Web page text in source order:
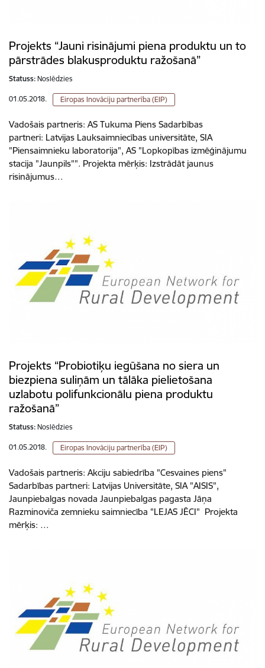
Projekts “Jauni risinājumi piena produktu un to
pārstrādes blakusproduktu ražošanā”
Statuss: Noslēdzies
01.05.2018. Eiropas Inovāciju partnerība (EIP)
Vadošais partneris: AS Tukuma Piens Sadarbības
partneri: Latvijas Lauksaimniecības universitāte, SIA
"Piensaimnieku laboratorija", AS "Lopkopības izmēģinājumu
stacija "Jaunpils"". Projekta mērķis: Izstrādāt jaunus
risinājumus…
Projekts “Probiotiķu iegūšana no siera un
biezpiena suliņām un tālāka pielietošana
uzlabotu polifunkcionālu piena produktu
ražošanā”
Statuss: Noslēdzies
01.05.2018. Eiropas Inovāciju partnerība (EIP)
Vadošais partneris: Akciju sabiedrība "Cesvaines piens"
Sadarbības partneri: Latvijas Universitāte, SIA "AISIS",
Jaunpiebalgas novada Jaunpiebalgas pagasta Jāņa
Razminoviča zemnieku saimniecība "LEJAS JĒCI" Projekta
mērķis: …